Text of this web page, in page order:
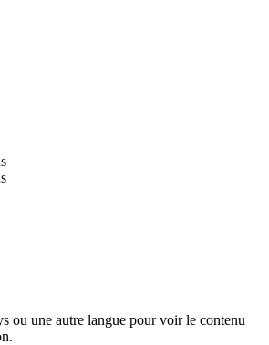
ou une autre langue pour voir le contenu